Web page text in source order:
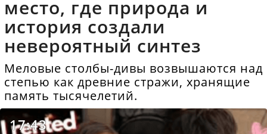
место, где природа и
история создали
невероятный синтез
Меловые столбы-дивы возвышаются над
степью как древние стражи, хранящие
память тысячелетий.
17:43